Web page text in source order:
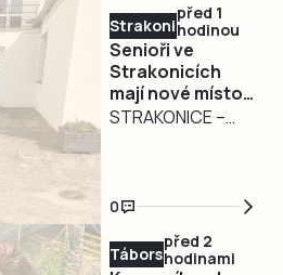
Strakonicko
před 1
hodinou
Senioři ve
Strakonicích
mají nové místo
pro setkávání.
STRAKONICE –
Strakonicích se
opět posunulo dál.
U Infocentra pro
0
Táborsko
před 2
hodinami